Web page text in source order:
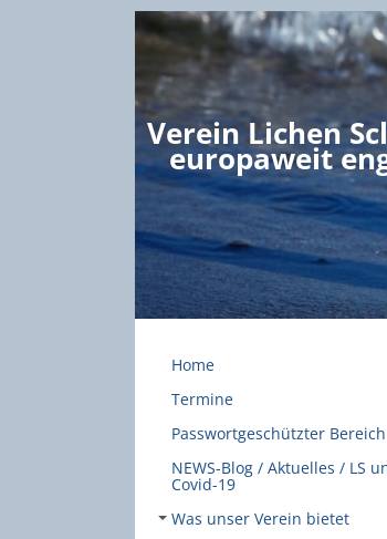
Verein Lichen
europaweit
Home
Termine
Passwortgeschützter Bereich
NEWS-Blog / Aktuelles / LS
Covid-19
Was unser Verein bietet